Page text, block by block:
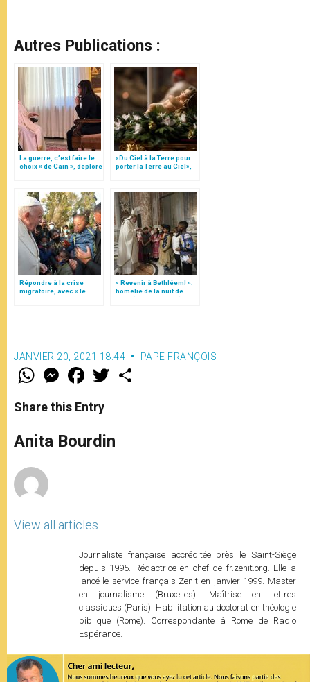
Autres Publications :
La guerre, c’est faire le
choix « de Caïn », déplore
«Du Ciel à la Terre pour
porter la Terre au Ciel»,
Répondre à la crise
migratoire, avec « le
« Revenir à Bethléem! »:
homélie de la nuit de
Noël (texte complet)
JANVIER 20, 2021 18:44 PAPE FRANÇOIS
W
t
s
p
p
M
e
s
e
g
e
F
a
e
b
o
k
w
r
Share this Entry
Anita Bourdin
View all articles
Journaliste française accréditée près le Saint-Siège
depuis 1995. Rédactrice en chef de fr.zenit.org. Elle a
lancé le service français Zenit en janvier 1999. Master
en journalisme (Bruxelles). Maîtrise en lettres
classiques (Paris). Habilitation au doctorat en théologie
biblique (Rome). Correspondante à Rome de Radio
Espérance.